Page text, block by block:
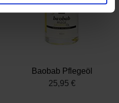
einige Meter genau sein
Scannen nach
(Fingerprinting) identifizieren
Sie Ihre Präferenzen im
Baobab Pflegeöl
25,95 €